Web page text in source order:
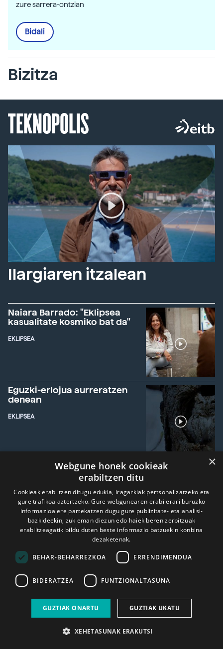
zure sarrera-ontzian
Bidali
Bizitza
TEKNOPOLIS
Ilargiaren itzalean
Naiara Barrado: "Eklipsea
kasualitate kosmiko bat da"
EKLIPSEA
Eguzki-erlojua aurreratzen
denean
EKLIPSEA
Astro erregearen koroa
Ikusi programa guztiak
ALDIZKARIA
×
Webgune honek cookieak
erabiltzen ditu
Cookieak erabiltzen ditugu edukia, iragarkiak pertsonalizatzeko eta
gure trafikoa aztertzeko. Gure webgunearen erabilerari buruzko
informazioa ere partekatzen dugu gure publizitate- eta analisi-
bazkideekin, zuk eman diezun edo haiek beren zerbitzuak
erabiltzeagatik bildu duten beste informazio batzuekin konbina
dezaketenak.
BEHAR-BEHARREZKOA ERRENDIMENDUA
BIDERATZEA FUNTZIONALTASUNA
GUZTIAK ONARTU GUZTIAK UKATU
XEHETASUNAK ERAKUTSI